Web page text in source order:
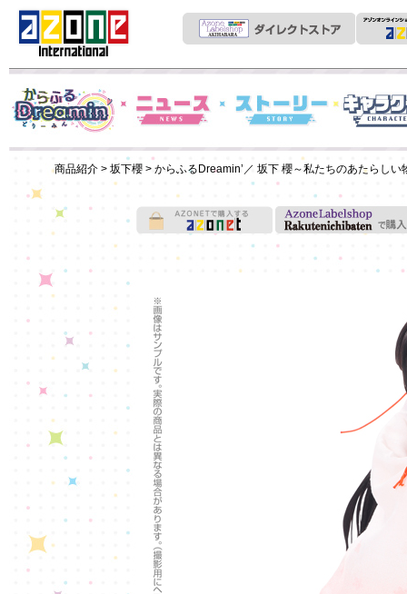
News
商品紹介 > 坂下櫻 > からふるDreamin’／ 坂下 櫻～私たちのあたらしい